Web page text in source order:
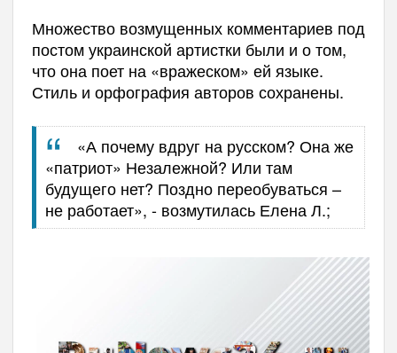
Множество возмущенных комментариев под
постом украинской артистки были и о том,
что она поет на «вражеском» ей языке.
Стиль и орфография авторов сохранены.
«А почему вдруг на русском? Она же
«патриот» Незалежной? Или там
будущего нет? Поздно переобуваться –
не работает», - возмутилась Елена Л.;